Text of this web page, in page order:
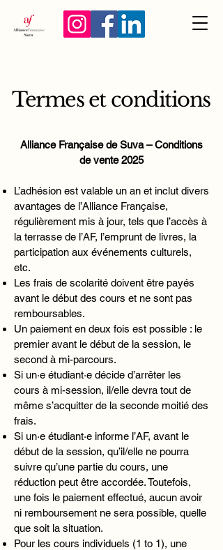
Termes et conditions
Alliance Française de Suva – Conditions
de vente 2025
L’adhésion est valable un an et inclut divers
avantages de l’Alliance Française,
régulièrement mis à jour, tels que l’accès à
la terrasse de l’AF, l’emprunt de livres, la
participation aux événements culturels,
etc.
Les frais de scolarité doivent être payés
avant le début des cours et ne sont pas
remboursables.
Un paiement en deux fois est possible : le
premier avant le début de la session, le
second à mi-parcours.
Si un·e étudiant·e décide d’arrêter les
cours à mi-session, il/elle devra tout de
même s’acquitter de la seconde moitié des
frais.
Si un·e étudiant·e informe l’AF, avant le
début de la session, qu’il/elle ne pourra
suivre qu’une partie du cours, une
réduction peut être accordée. Toutefois,
une fois le paiement effectué, aucun avoir
ni remboursement ne sera possible, quelle
que soit la situation.
Pour les cours individuels (1 to 1), une